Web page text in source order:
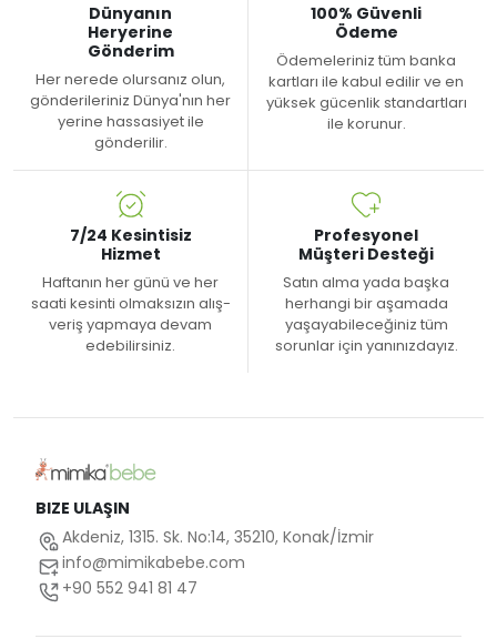
Dünyanın
Heryerine
Gönderim
Her nerede olursanız olun,
gönderileriniz Dünya'nın her
yerine hassasiyet ile
gönderilir.
100% Güvenli
Ödeme
Ödemeleriniz tüm banka
kartları ile kabul edilir ve en
yüksek gücenlik standartları
ile korunur.
7/24 Kesintisiz
Hizmet
Haftanın her günü ve her
saati kesinti olmaksızın alış-
veriş yapmaya devam
edebilirsiniz.
Profesyonel
Müşteri Desteği
Satın alma yada başka
herhangi bir aşamada
yaşayabileceğiniz tüm
sorunlar için yanınızdayız.
BIZE ULAŞIN
Akdeniz, 1315. Sk. No:14, 35210, Konak/İzmir
info@mimikabebe.com
+90 552 941 81 47